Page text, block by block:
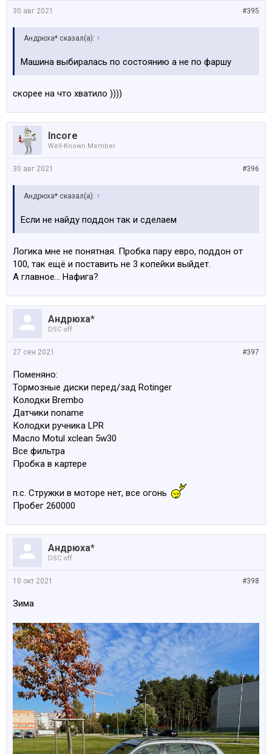
#395
30 авг 2021
Андрюха* сказал(а): ↑
Машина выбиралась по состоянию а не по фаршу
скорее на что хватило ))))
Incore
Well-Known Member
#396
30 авг 2021
Андрюха* сказал(а): ↑
Если не найду поддон так и сделаем
Логика мне не понятная. Пробка пару евро, поддон от
100, так ещё и поставить не 3 копейки выйдет.
А главное... Нафига?
Андрюха*
DSC off
#397
27 сен 2021
Поменяно:
Тормозные диски перед/зад Rotinger
Колодки Brembo
Датчики noname
Колодки ручника LPR
Масло Motul xclean 5w30
Все фильтра
Пробка в картере
п.с. Стружки в моторе нет, все огонь
Пробег 260000
Андрюха*
DSC off
#398
10 окт 2021
Зима